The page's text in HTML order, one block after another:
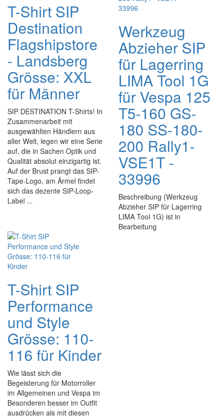
T-Shirt SIP
Destination
Flagshipstore
- Landsberg
Grösse: XXL
für Männer
SIP DESTINATION T-Shirts! In
Zusammenarbeit mit
ausgewählten Händlern aus
aller Welt, legen wir eine Serie
auf, die in Sachen Optik und
Qualität absolut einzigartig ist.
Auf der Brust prangt das SIP-
Tape-Logo, am Ärmel findet
sich das dezente SIP-Loop-
Label ...
Werkzeug
Abzieher SIP
für Lagerring
LIMA Tool 1G
für Vespa 125
T5-160 GS-
180 SS-180-
200 Rally1-
VSE1T -
33996
Beschreibung (Werkzeug
Abzieher SIP für Lagerring
LIMA Tool 1G) ist in
Bearbeitung
T-Shirt SIP
Performance
und Style
Grösse: 110-
116 für Kinder
Wie lässt sich die
Begeisterung für Motorroller
im Allgemeinen und Vespa im
Besonderen besser im Outfit
ausdrücken als mit diesen